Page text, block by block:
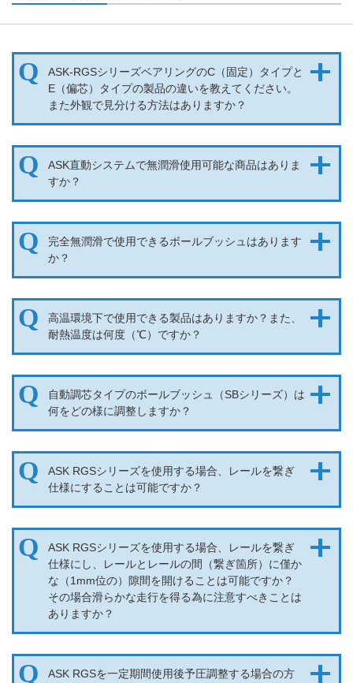
ASK-RGSシリーズベアリングのC（固定）タイプと
E（偏芯）タイプの製品の違いを教えてください。
また外観で見分ける方法はありますか？
ASK直動システムで無潤滑使用可能な商品はありま
すか？
完全無潤滑で使用できるボールブッシュはあります
か？
高温環境下で使用できる製品はありますか？また、
耐熱温度は何度（℃）ですか？
自動調芯タイプのボールブッシュ（SBシリーズ）は
何をどの様に調整しますか？
ASK RGSシリーズを使用する場合、レールを繋ぎ
仕様にすることは可能ですか？
ASK RGSシリーズを使用する場合、レールを繋ぎ
仕様にし、レールとレールの間（繋ぎ箇所）に僅か
な（1mm位の）隙間を開けることは可能ですか？
その場合滑らかな走行を得る為に注意すべきことは
ありますか？
ASK RGSを一定期間使用後予圧調整する場合の方